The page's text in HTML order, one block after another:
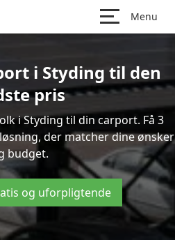
Menu
i Styding til den
pris
i Styding til din carport. Få 3
der matcher dine ønsker
budget.
og uforpligtende